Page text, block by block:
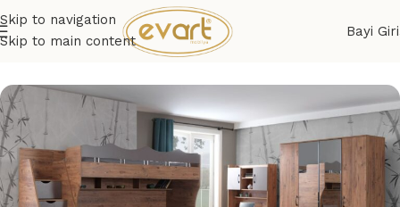
Skip to navigation
Skip to main content
Bayi